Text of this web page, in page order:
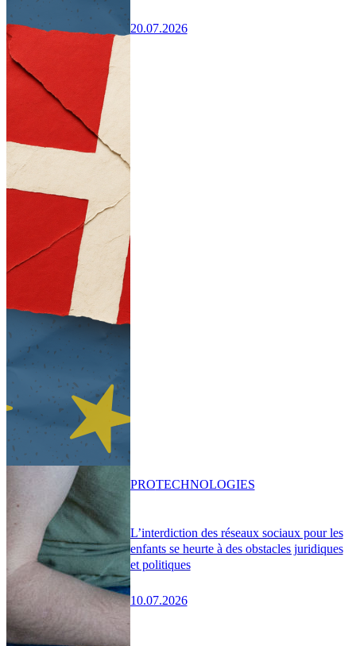
20.07.2026
L’interdiction des réseaux sociaux pour les
enfants se heurte à des obstacles juridiques
et politiques
10.07.2026
PROTECHNOLOGIES